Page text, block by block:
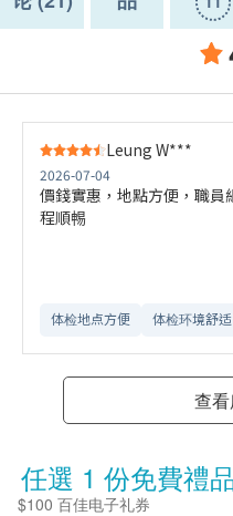
Leung W***
2026-07-04
價錢實惠，地點方便，職員
程順𣈱
体检地点方便 体检环境舒适​
查
任選 1 份免費禮
$100 百佳电子礼券